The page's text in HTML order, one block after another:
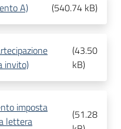
A) (540.74 kB)
invito)
(43.50
kB)
imposta
lettera
(51.28